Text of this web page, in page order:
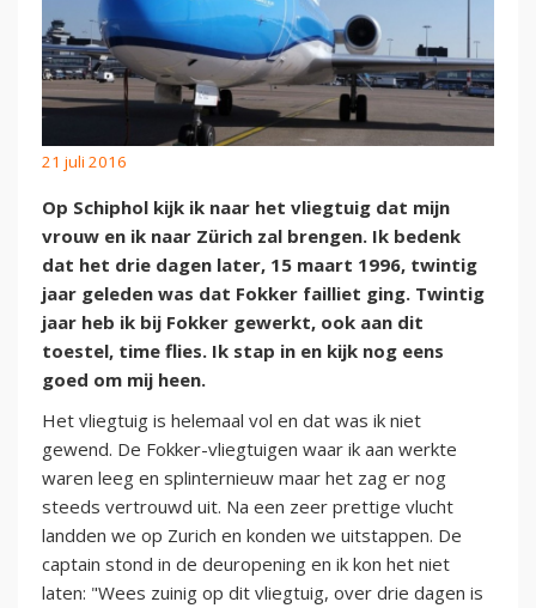
21 juli 2016
Op Schiphol kijk ik naar het vliegtuig dat mijn
vrouw en ik naar Zürich zal brengen. Ik bedenk
dat het drie dagen later, 15 maart 1996, twintig
jaar geleden was dat Fokker failliet ging. Twintig
jaar heb ik bij Fokker gewerkt, ook aan dit
toestel, time flies. Ik stap in en kijk nog eens
goed om mij heen.
Het vliegtuig is helemaal vol en dat was ik niet
gewend. De Fokker-vliegtuigen waar ik aan werkte
waren leeg en splinternieuw maar het zag er nog
steeds vertrouwd uit. Na een zeer prettige vlucht
landden we op Zurich en konden we uitstappen. De
captain stond in de deuropening en ik kon het niet
laten: "Wees zuinig op dit vliegtuig, over drie dagen is